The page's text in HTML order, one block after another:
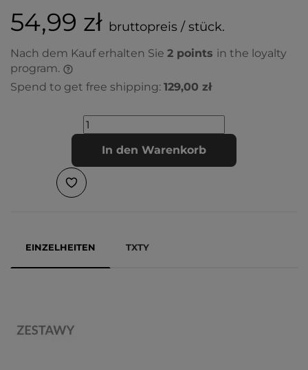
54,99 zł bruttopreis / stück.
Nach dem Kauf erhalten Sie 2 points in the loyalty
program.
Spend to get free shipping: 129,00 zł
In den Warenkorb
EINZELHEITEN TXTY